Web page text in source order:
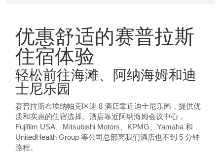
优惠舒适的赛普拉斯
住宿体验
轻松前往海滩、阿纳海姆和迪
士尼乐园
赛普拉斯布埃纳帕克区速 8 酒店靠近迪士尼乐园，提供优
质和实惠的住宿选择。酒店靠近阿纳海姆会议中心，
Fujifilm USA、Mitsubishi Motors、KPMG、Yamaha 和
UnitedHealth Group 等公司总部离我们酒店也不到 5 分钟
路程。